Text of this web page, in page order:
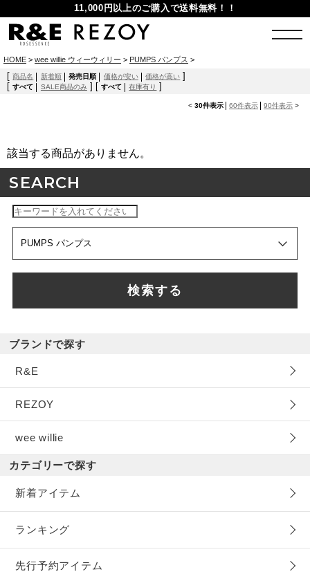
11,000円以上のご購入で送料無料！！
HOME > wee willie ウィーウィリー > PUMPS パンプス >
[商品名 新着順 発売日順 価格が安い 価格が高い ]
[すべて SALE商品のみ ] [ すべて 在庫有り ]
< 30件表示 60件表示 90件表示 >
該当する商品がありません。
SEARCH
検索する
ブランドで探す
R&E
REZOY
wee willie
カテゴリーで探す
新着アイテム
ランキング
先行予約アイテム